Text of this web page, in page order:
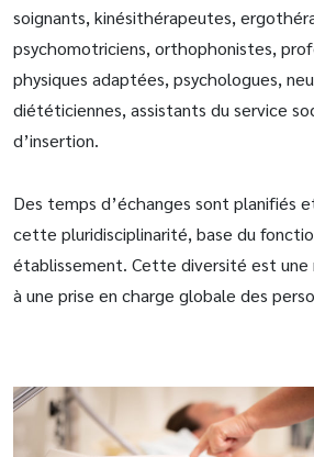
soignants, kinésithérapeutes,
psychomotriciens, orthophonistes,
physiques adaptées, psychologues,
diététiciennes, assistants du service
d’insertion.
Des temps d’échanges sont planifiés
cette pluridisciplinarité, base du
établissement. Cette diversité est une
à une prise en charge globale des